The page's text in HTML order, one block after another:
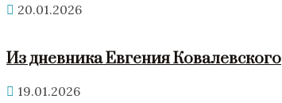
20.01.2026
Из дневника Евгения Ковалевского
19.01.2026